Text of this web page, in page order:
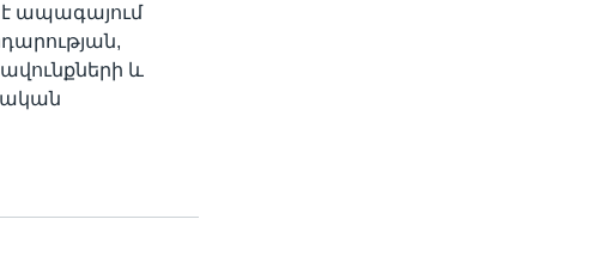
է ապագայում
և